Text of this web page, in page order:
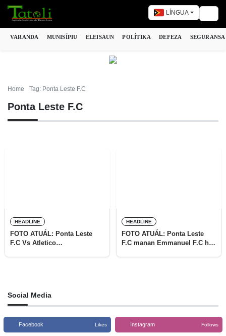
LÍNGUA
VARANDA MUNISÍPIU ELEISAUN POLÍTIKA DEFEZA SEGURANSA
Home Tag: Ponta Leste F.C
Ponta Leste F.C
HEADLINE
FOTO ATUÁL: Ponta Leste
F.C Vs Atletico
HEADLINE
FOTO ATUÁL: Ponta Leste
F.C manan Emmanuel F.C ho
Social Media
Facebook Likes Instagram Follows